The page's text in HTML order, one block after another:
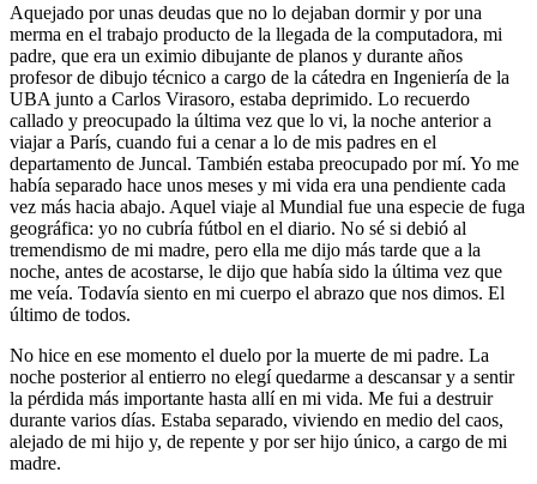
Aquejado por unas deudas que no lo dejaban dormir y por una
merma en el trabajo producto de la llegada de la computadora, mi
padre, que era un eximio dibujante de planos y durante años
profesor de dibujo técnico a cargo de la cátedra en Ingeniería de la
UBA junto a Carlos Virasoro, estaba deprimido. Lo recuerdo
callado y preocupado la última vez que lo vi, la noche anterior a
viajar a París, cuando fui a cenar a lo de mis padres en el
departamento de Juncal. También estaba preocupado por mí. Yo me
había separado hace unos meses y mi vida era una pendiente cada
vez más hacia abajo. Aquel viaje al Mundial fue una especie de fuga
geográfica: yo no cubría fútbol en el diario. No sé si debió al
tremendismo de mi madre, pero ella me dijo más tarde que a la
noche, antes de acostarse, le dijo que había sido la última vez que
me veía. Todavía siento en mi cuerpo el abrazo que nos dimos. El
último de todos.
No hice en ese momento el duelo por la muerte de mi padre. La
noche posterior al entierro no elegí quedarme a descansar y a sentir
la pérdida más importante hasta allí en mi vida. Me fui a destruir
durante varios días. Estaba separado, viviendo en medio del caos,
alejado de mi hijo y, de repente y por ser hijo único, a cargo de mi
madre.